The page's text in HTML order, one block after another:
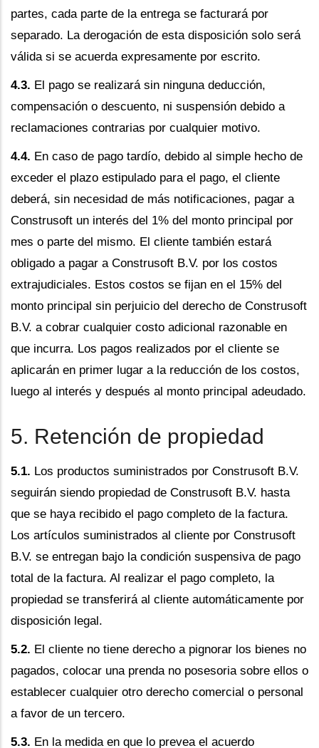
partes, cada parte de la entrega se facturará por
separado. La derogación de esta disposición solo será
válida si se acuerda expresamente por escrito.
4.3. El pago se realizará sin ninguna deducción,
compensación o descuento, ni suspensión debido a
reclamaciones contrarias por cualquier motivo.
4.4. En caso de pago tardío, debido al simple hecho de
exceder el plazo estipulado para el pago, el cliente
deberá, sin necesidad de más notificaciones, pagar a
Construsoft un interés del 1% del monto principal por
mes o parte del mismo. El cliente también estará
obligado a pagar a Construsoft B.V. por los costos
extrajudiciales. Estos costos se fijan en el 15% del
monto principal sin perjuicio del derecho de Construsoft
B.V. a cobrar cualquier costo adicional razonable en
que incurra. Los pagos realizados por el cliente se
aplicarán en primer lugar a la reducción de los costos,
luego al interés y después al monto principal adeudado.
5. Retención de propiedad
5.1. Los productos suministrados por Construsoft B.V.
seguirán siendo propiedad de Construsoft B.V. hasta
que se haya recibido el pago completo de la factura.
Los artículos suministrados al cliente por Construsoft
B.V. se entregan bajo la condición suspensiva de pago
total de la factura. Al realizar el pago completo, la
propiedad se transferirá al cliente automáticamente por
disposición legal.
5.2. El cliente no tiene derecho a pignorar los bienes no
pagados, colocar una prenda no posesoria sobre ellos o
establecer cualquier otro derecho comercial o personal
a favor de un tercero.
5.3. En la medida en que lo prevea el acuerdo